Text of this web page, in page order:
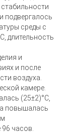
подвергалось
среды с
длительность
и
и после
воздуха.
камере.
(25±2)°С,
повышалась
часов.